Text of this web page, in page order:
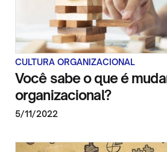
CULTURA ORGANIZACIONAL
Você sabe o que é
organizacional?
5/11/2022